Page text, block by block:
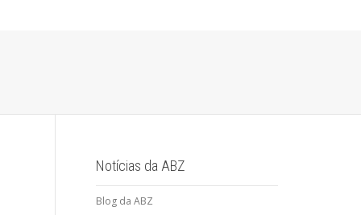
Notícias da ABZ
Blog da ABZ